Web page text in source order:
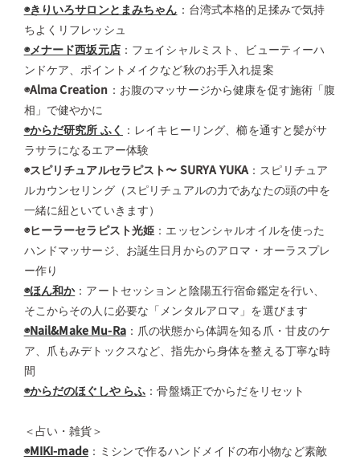
◉きりいろサロンとまみちゃん ：台湾式本格的足揉みで気持
ちよくリフレッシュ
◉メナード西坂元店：フェイシャルミスト、ビューティーハ
ンドケア、ポイントメイクなど秋のお手入れ提案
◉Alma Creation ：お腹のマッサージから健康を促す施術「腹
相」で健やかに
◉からだ研究所 ふく ：レイキヒーリング、櫛を通すと髪がサ
ラサラになるエアー体験
◉スピリチュアルセラピスト〜 SURYA YUKA：スピリチュア
ルカウンセリング（スピリチュアルの力であなたの頭の中を
一緒に紐といていきます）
◉ヒーラーセラピスト光姫 ：エッセンシャルオイルを使った
ハンドマッサージ、お誕生日月からのアロマ・オーラスプレ
ー作り
◉ほん和か：アートセッションと陰陽五行宿命鑑定を行い、
そこからその人に必要な「メンタルアロマ」を選びます
◉Nail&Make Mu-Ra：爪の状態から体調を知る爪・甘皮のケ
ア、爪もみデトックスなど、指先から身体を整える丁寧な時
間
◉からだのほぐしや らふ ：骨盤矯正でからだをリセット
＜占い・雑貨＞
◉MIKI-made ：ミシンで作るハンドメイドの布小物など素敵